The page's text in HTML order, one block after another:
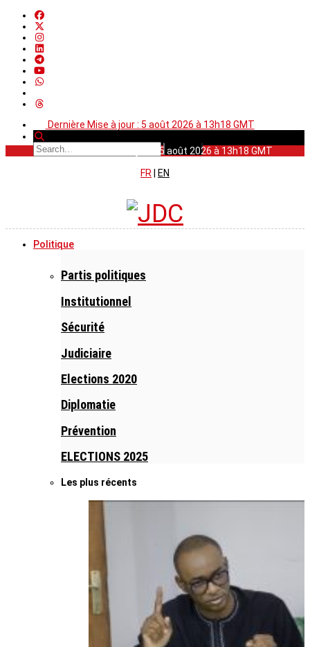
Dernière Mise à jour : 5 août 2026 à 13h18 GMT
Dernière Mise à jour : 5 août 2026 à 13h18 GMT
FR
EN
Politique
Partis politiques
Institutionnel
Sécurité
Judiciaire
Elections 2020
Diplomatie
Prévention
ELECTIONS 2025
Les plus récents